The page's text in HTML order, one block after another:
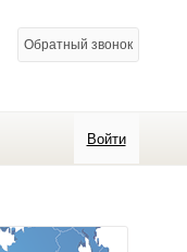
Обратный звонок
Войти